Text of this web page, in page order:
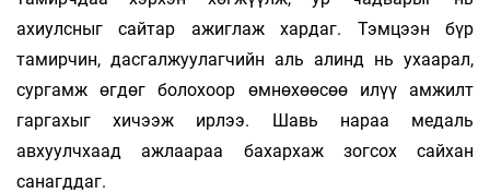
ахиулсныг сайтар ажиглаж хардаг. Тэмцээн бүр
тамирчин, дасгалжуулагчийн аль алинд нь ухаарал,
сургамж өгдөг болохоор өмнөхөөсөө илүү амжилт
гаргахыг хичээж ирлээ. Шавь нараа медаль
авхуулчхаад ажлаараа бахархаж зогсох сайхан
санагддаг.